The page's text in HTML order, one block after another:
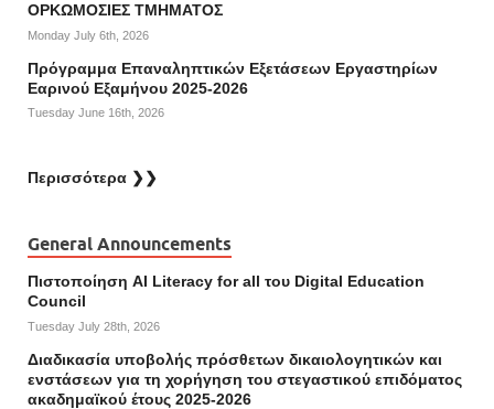
ΟΡΚΩΜΟΣΙΕΣ ΤΜΗΜΑΤΟΣ
Monday July 6th, 2026
Πρόγραμμα Επαναληπτικών Εξετάσεων Εργαστηρίων
Εαρινού Εξαμήνου 2025-2026
Tuesday June 16th, 2026
Περισσότερα ❯❯
General Announcements
Πιστοποίηση AI Literacy for all του Digital Education
Council
Tuesday July 28th, 2026
Διαδικασία υποβολής πρόσθετων δικαιολογητικών και
ενστάσεων για τη χορήγηση του στεγαστικού επιδόματος
ακαδημαϊκού έτους 2025-2026